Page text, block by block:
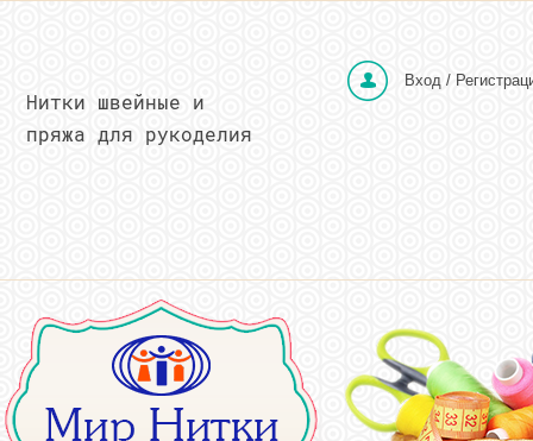
Вход /
Нитки швейные и
пряжа для рукоделия